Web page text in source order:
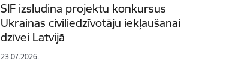
SIF izsludina projektu konkursus
Ukrainas civiliedzīvotāju iekļaušanai
dzīvei Latvijā
23.07.2026.